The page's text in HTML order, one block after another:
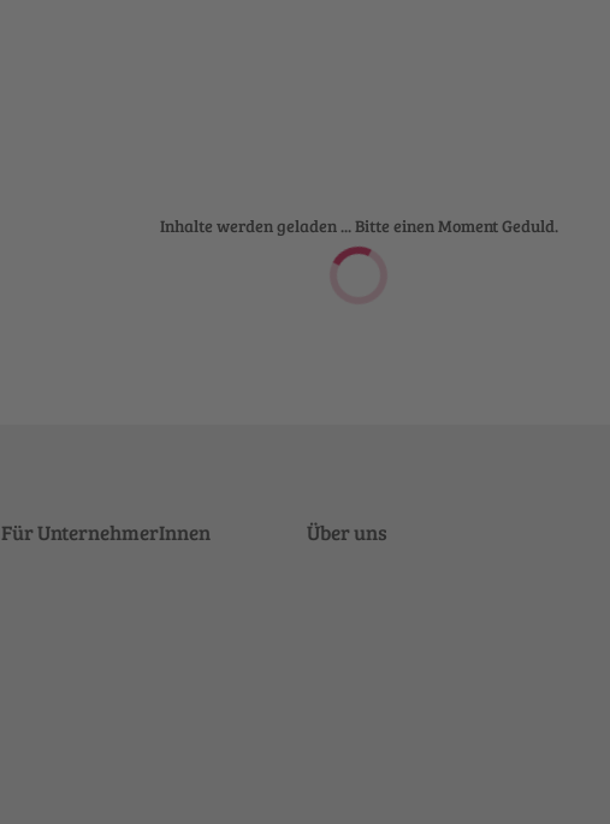
Inhalte werden geladen ... Bitte einen Moment Geduld.
Für UnternehmerInnen Über uns